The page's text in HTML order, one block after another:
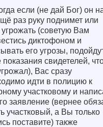
если (не дай Бог) он
раз руку поднимет или
угрожать (советую Вам
диктофоном и
его угрозы,
показания свидетелей,
Вас сразу
идти в полицию к
участковому и
заявление (вернее
участковый, а Вы только
поставите) также